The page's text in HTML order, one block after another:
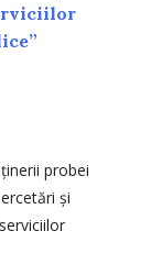
probei
și